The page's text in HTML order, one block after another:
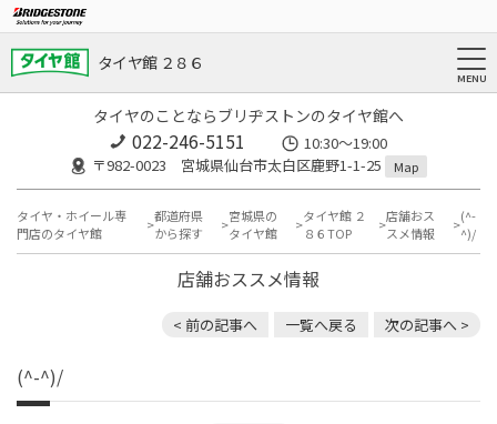
タイヤ館 ２８６
タイヤのことならブリヂストンのタイヤ館へ
022-246-5151
10:30～19:00
〒982-0023 宮城県仙台市太白区鹿野1-1-25
Map
タイヤ・ホイール専
門店のタイヤ館
都道府県
から探す
宮城県の
タイヤ館
タイヤ館 ２
８６TOP
店舗おス
スメ情報
(^-
^)/
店舗おススメ情報
< 前の記事へ 一覧へ戻る 次の記事へ >
(^-^)/